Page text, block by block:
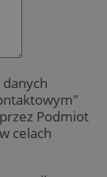
Podmiot
celach